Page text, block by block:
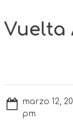
Vuelta
marzo 12,
pm